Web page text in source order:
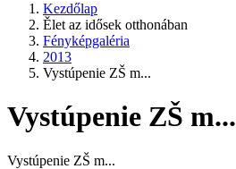
Kezdőlap
Ělet az idősek otthonában
Fényképgaléria
2013
Vystúpenie ZŠ m...
Vystúpenie ZŠ m...
Vystúpenie ZŠ m...